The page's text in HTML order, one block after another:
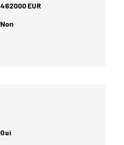
462000 EUR
Non
Oui